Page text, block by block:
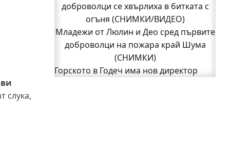
слука,
бяха рамо до рамо с огнеборците!
150 декара гори, треви и храсти
изгоряха край Годеч, десетки
доброволци се хвърлиха в битката с
огъня (СНИМКИ/ВИДЕО)
Полицията влиза в селата
доброволци се хвърлиха в битката с
огъня (СНИМКИ/ВИДЕО)
Младежи от Люлин и Део сред първите
доброволци на пожара край Шума
(СНИМКИ)
Горското в Годеч има нов директор